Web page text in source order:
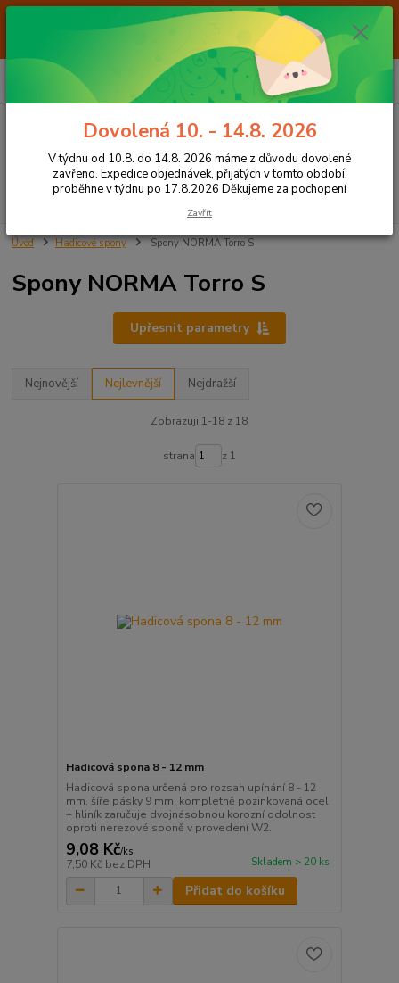
Od 7.8. do 14.8. 2026 máme z důvodu dovolené ZAVŘENO. Expedice
objednávek, přijatých v tomto období, proběhne v týdnu po 17.8.2026
Děkujeme za pochopení
CZK
Hledat
+420 605 283 713
za0,00 Kč
Úvod Hadicové spony Spony NORMA Torro S
Spony NORMA Torro S
Upřesnit parametry
Nejnovější Nejlevnější Nejdražší
Zobrazuji 1-18 z 18
strana z 1
Hadicová spona 8 - 12 mm
Hadicová spona určená pro rozsah upínání 8 - 12
mm, šíře pásky 9 mm, kompletně pozinkovaná ocel
+ hliník zaručuje dvojnásobnou korozní odolnost
oproti nerezové sponě v provedení W2.
9,08 Kč/ks
7,50 Kč bez DPH Skladem > 20 ks
Přidat do košíku
Dovolená 10. - 14.8. 2026
V týdnu od 10.8. do 14.8. 2026 máme z důvodu dovolené
zavřeno. Expedice objednávek, přijatých v tomto období,
proběhne v týdnu po 17.8.2026 Děkujeme za pochopení
Zavřít